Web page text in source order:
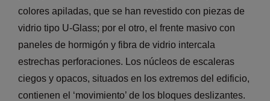
colores apiladas, que se han revestido con piezas de
vidrio tipo U-Glass; por el otro, el frente masivo con
paneles de hormigón y fibra de vidrio intercala
estrechas perforaciones. Los núcleos de escaleras
ciegos y opacos, situados en los extremos del edificio,
contienen el ‘movimiento’ de los bloques deslizantes.